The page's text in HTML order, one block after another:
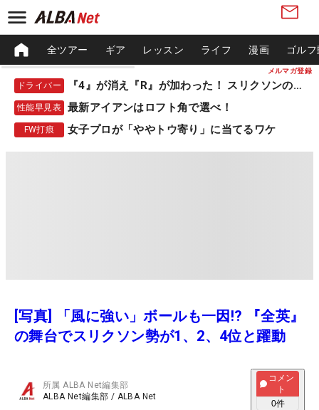
メルマガ登録
全ツアー ギア レッスン ライフ 漫画 ゴル
ドライバー 『4』が消え『R』が加わった！ スリクソンの新作
性能早見表 最新アイアンはロフト角で選べ！
FW打痕 女子プロが「ややトウ寄り」に当てるワケ
[写真] 「風に強い」ボールも一因!? 『全英』
の舞台でスリクソン勢が1、2、4位と躍動
所属ALBA Net編集部
ALBA Net編集部 / ALBA Net
コメン
ト
0件